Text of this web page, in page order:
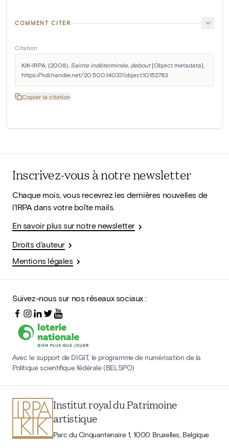
COMMENT CITER
Citation
KIK-IRPA. (2008). Sainte indéterminée, debout [Object metadata].
https://hdl.handle.net/20.500.14037/object.10152783
Copier la citation
Inscrivez-vous à notre newsletter
Chaque mois, vous recevrez les dernières nouvelles de
l'IRPA dans votre boîte mails.
En savoir plus sur notre newsletter
Droits d'auteur
Mentions légales
Suivez-nous sur nos réseaux sociaux :
Avec le support de DIGIT, le programme de numérisation de la
Politique scientifique fédérale (BELSPO)
Institut royal du Patrimoine
artistique
Parc du Cinquantenaire 1, 1000 Bruxelles, Belgique